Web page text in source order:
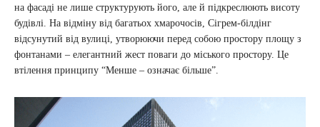
на фасаді не лише структурують його, але й підкреслюють висоту
будівлі. На відміну від багатьох хмарочосів, Сігрем-білдінг
відсунутий від вулиці, утворюючи перед собою простору площу з
фонтанами – елегантний жест поваги до міського простору. Це
втілення принципу “Менше – означає більше”.